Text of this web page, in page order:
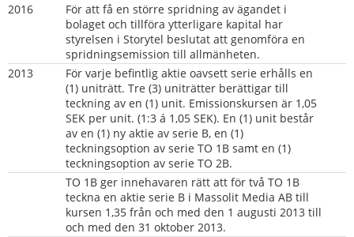
2016
För att få en större spridning av ägandet i
bolaget och tillföra ytterligare kapital har
styrelsen i Storytel beslutat att genomföra en
spridningsemission till allmänheten.
2013
För varje befintlig aktie oavsett serie erhålls en
(1) uniträtt. Tre (3) uniträtter berättigar till
teckning av en (1) unit. Emissionskursen är 1,05
SEK per unit. (1:3 á 1,05 SEK). En (1) unit består
av en (1) ny aktie av serie B, en (1)
teckningsoption av serie TO 1B samt en (1)
teckningsoption av serie TO 2B.
TO 1B ger innehavaren rätt att för två TO 1B
teckna en aktie serie B i Massolit Media AB till
kursen 1,35 från och med den 1 augusti 2013 till
och med den 31 oktober 2013.